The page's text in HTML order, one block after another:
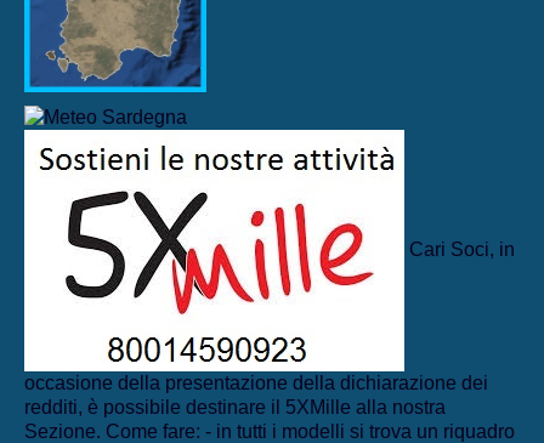
Cari Soci, in
occasione della presentazione della dichiarazione dei
redditi, è possibile destinare il 5XMille alla nostra
Sezione. Come fare: - in tutti i modelli si trova un riquadro